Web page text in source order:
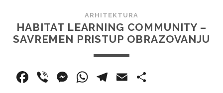
ARHITEKTURA
HABITAT LEARNING COMMUNITY –
SAVREMEN PRISTUP OBRAZOVANJU
F
Vi
M
W T
E